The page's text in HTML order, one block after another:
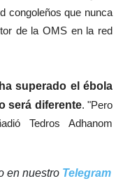
congoleños que nunca
de la OMS en la red
ha superado el ébola
será diferente. "Pero
Tedros Adhanom
en nuestro Telegram